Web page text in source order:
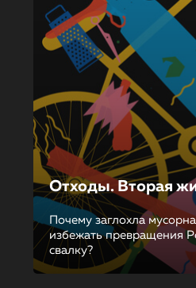
Отходы. Вторая
Почему заглохла
избежать превращения
свалку?